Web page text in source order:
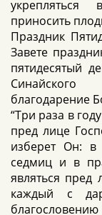
укрепляться
приносить
Праздник
Завете
пятидесятый
Синайского
благодарение
“Три раза в
пред лице
изберет Он: в
седмиц и в
являться пред
каждый с